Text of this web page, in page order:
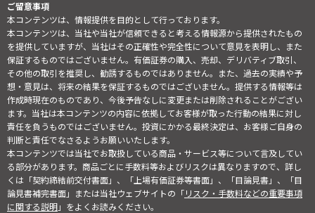
ご留意事項
本コンテンツは、情報提供を目的として行っております。
本コンテンツは、当社や当社が信頼できると考える情報源から提供されたもの
を提供していますが、当社はその正確性や完全性について意見を表明し、また
保証するものではございません。有価証券の購入、売却、デリバティブ取引、
その他の取引を推奨し、勧誘するものではありません。また、過去の実績や予
想・意見は、将来の結果を保証するものではございません。提供する情報等は
作成時現在のものであり、今後予告なしに変更または削除されることがござい
ます。当社は本コンテンツの内容に依拠してお客様が取った行動の結果に対し
責任を負うものではございません。投資にかかる最終決定は、お客様ご自身の
判断と責任でなさるようお願いいたします。
本コンテンツでは当社でお取扱している商品・サービス等について言及してい
る部分があります。商品ごとに手数料等およびリスクは異なりますので、詳し
くは「契約締結前交付書面」、「上場有価証券等書面」、「目論見書」、「目
論見書補完書面」または当社ウェブサイトの「リスク・手数料などの重要事項
に関する説明」をよくお読みください。